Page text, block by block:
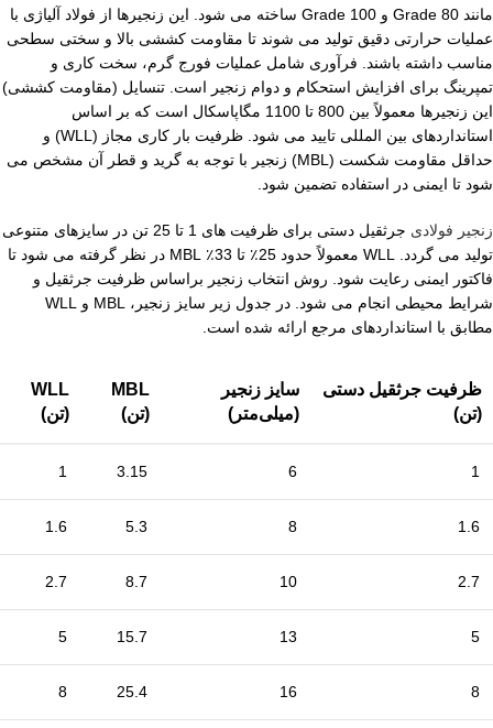
مانند Grade 80 و Grade 100 ساخته می‌ شود. این زنجیرها از فولاد آلیاژی با
عملیات حرارتی دقیق تولید می‌ شوند تا مقاومت کششی بالا و سختی سطحی
مناسب داشته باشند. فرآوری شامل عملیات فورج گرم، سخت‌ کاری و
تمپرینگ برای افزایش استحکام و دوام زنجیر است. تنسایل (مقاومت کششی)
این زنجیرها معمولاً بین 800 تا 1100 مگاپاسکال است که بر اساس
استانداردهای بین‌ المللی تایید می‌ شود. ظرفیت بار کاری مجاز (WLL) و
حداقل مقاومت شکست (MBL) زنجیر با توجه به گرید و قطر آن مشخص می‌
شود تا ایمنی در استفاده تضمین شود.
زنجیر فولادی
جرثقیل دستی برای ظرفیت‌ های 1 تا 25 تن در سایزهای متنوعی
تولید می‌ گردد. WLL معمولاً حدود 25٪ تا 33٪ MBL در نظر گرفته می‌ شود تا
فاکتور ایمنی رعایت شود. روش انتخاب زنجیر براساس ظرفیت جرثقیل و
شرایط محیطی انجام می‌ شود. در جدول زیر سایز زنجیر، MBL و WLL
مطابق با استانداردهای مرجع ارائه شده است.
ظرفیت جرثقیل دستی
(تن)
سایز زنجیر
(میلی‌متر)
MBL
(تن)
WLL
(تن)
1
6
3.15
1
1.6
8
5.3
1.6
2.7
10
8.7
2.7
5
13
15.7
5
8
16
25.4
8